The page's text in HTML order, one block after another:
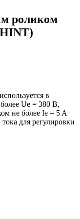
роликом
в
Ue = 380 В,
не более Ie = 5 A
для регулировки